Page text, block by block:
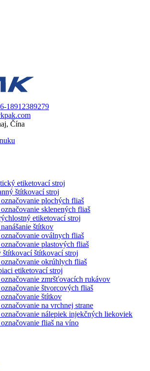
18912389279
Čína
etiketovací stroj
štítkovací stroj
plochých fliaš
sklenených fliaš
etiketovací stroj
štítkov
oválnych fliaš
plastových fliaš
štítkovací štítkovací stroj
okrúhlych fliaš
etiketovací stroj
zmršťovacích rukávov
štvorcových fliaš
štítkov
na vrchnej strane
nálepiek injekčných liekoviek
fliaš na víno